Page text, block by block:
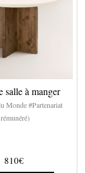
salle à manger
Monde #Partenariat
rémunéré)
810€